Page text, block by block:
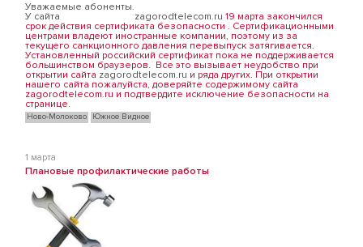
Уважаемые абоненты.
У сайта
zagorodtelecom.ru 19 марта закончился
срок действия сертификата безопасности . Сертификационными
центрами владеют иностранные компании, поэтому из за
текущего санкционного давления перевыпуск затягивается.
Установленный российский сертификат пока не поддерживается
большинством браузеров. Все это вызывает неудобство при
открытии сайта zagorodtelecom.ru и ряда других. При открытии
нашего сайта пожалуйста, доверяйте содержимому сайта
zagorodtelecom.ru и подтвердите исключение безопасности на
странице.
Ново-Молоково Южное Видное
1 марта
Плановые профилактические работы